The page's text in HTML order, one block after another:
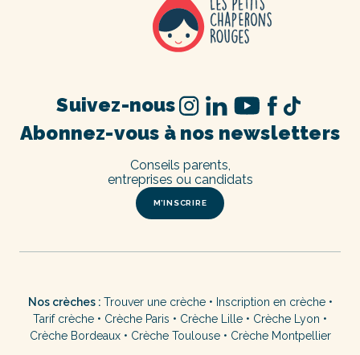
Abonnez-vous à nos newsletters
M’INSCRIRE
Conseils parents,
entreprises ou candidats
Suivez-nous
Nos crèches : Trouver une crèche• Inscription en crèche•
Tarif crèche • Crèche Paris • Crèche Lille • Crèche Lyon •
Crèche Bordeaux• Crèche Toulouse• Crèche Montpellier